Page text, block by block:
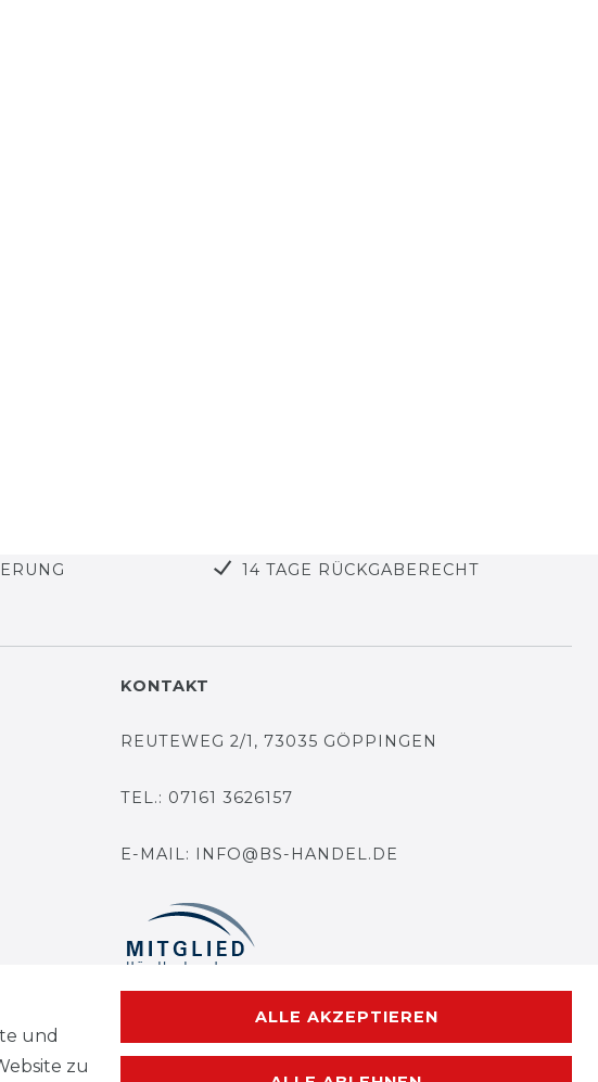
14 TAGE RÜCKGABERECHT
KONTAKT
REUTEWEG 2/1, 73035 GÖPPINGEN
TEL.: 07161 3626157
E-MAIL: INFO@BS-HANDEL.DE
und
zu
ALLE AKZEPTIEREN